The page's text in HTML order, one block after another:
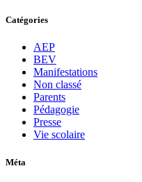
Catégories
AEP
BEV
Manifestations
Non classé
Parents
Pédagogie
Presse
Vie scolaire
Méta